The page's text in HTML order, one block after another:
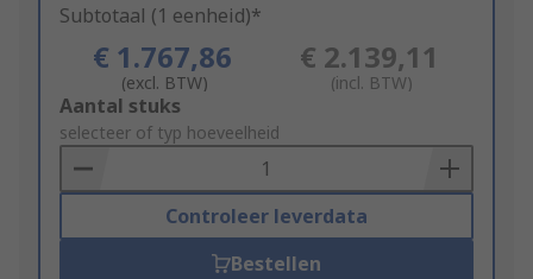
Subtotaal (1 eenheid)*
€ 1.767,86
(excl. BTW)
€ 2.139,11
(incl. BTW)
Add
to
Basket
Aantal stuks
selecteer of typ hoeveelheid
Controleer leverdata
Bestellen